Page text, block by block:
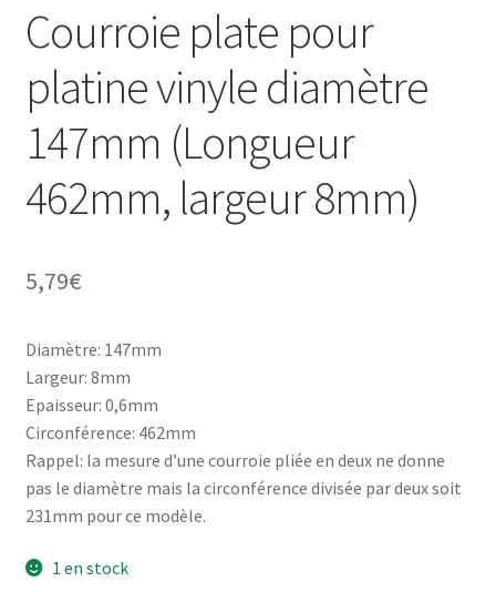
Courroie plate pour
platine vinyle diamètre
147mm (Longueur
462mm, largeur 8mm)
5,79€
Diamètre: 147mm
Largeur: 8mm
Epaisseur: 0,6mm
Circonférence: 462mm
Rappel: la mesure d’une courroie pliée en deux ne donne
pas le diamètre mais la circonférence divisée par deux soit
231mm pour ce modèle.
1 en stock